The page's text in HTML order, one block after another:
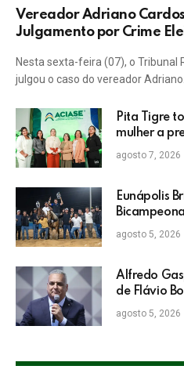
Vereador Adriano
Julgamento por Crime
Nesta sexta-feira (07), o Tribunal
julgou o caso do vereador Adriano…
Pita Tigre
mulher a
retomada
Empresarial
agosto 7, 2026
Eunápolis
agosto 5, 2026
Alfredo
de Flávio
agosto 5, 2026